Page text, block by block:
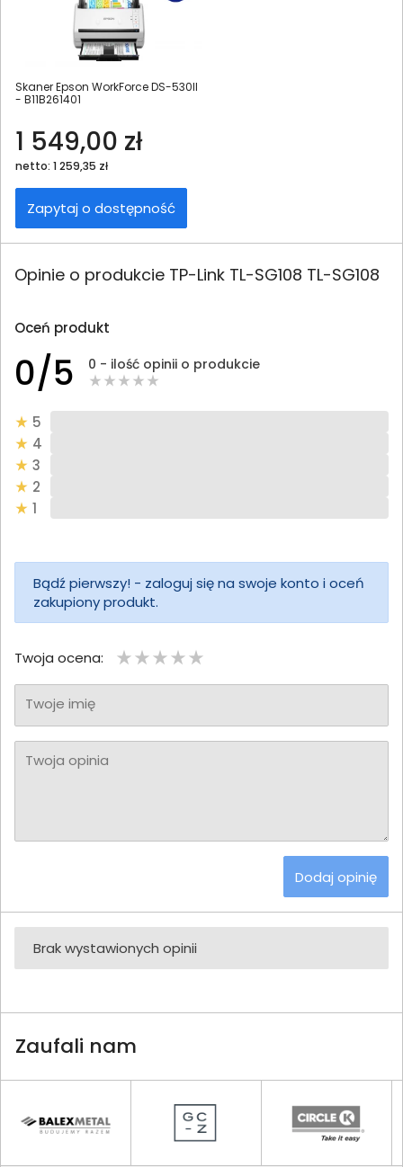
Skaner Epson WorkForce DS-530II
- B11B261401
1 549,00 zł
netto: 1 259,35 zł
Zapytaj o dostępność
Opinie o produkcie TP-Link TL-SG108 TL-SG108
Oceń produkt
0/5 0 - ilość opinii o produkcie
5
4
3
2
1
Bądź pierwszy! - zaloguj się na swoje konto i oceń
zakupiony produkt.
Twoja ocena:
Twoje imię
Twoja opinia
Dodaj opinię
Brak wystawionych opinii
Zaufali nam